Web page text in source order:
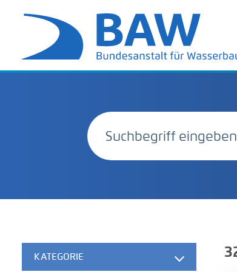
KATEGORIE